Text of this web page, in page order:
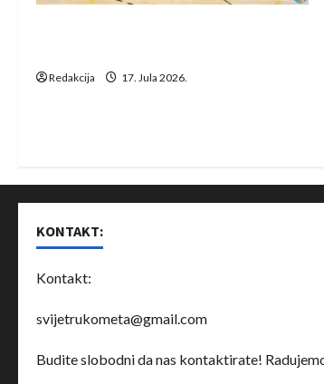
Redakcija 17. Jula 2026.
KONTAKT:
Kontakt:
svijetrukometa@gmail.com
Budite slobodni da nas kontaktirate!